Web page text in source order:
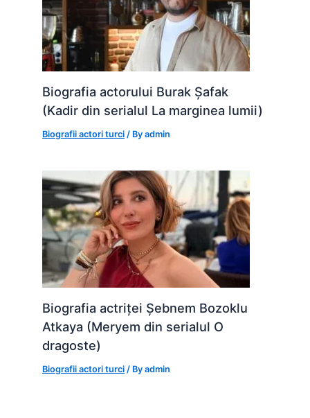
Biografia actorului Burak Șafak
(Kadir din serialul La marginea lumii)
Biografii actori turci / Byadmin
Biografia actriței Șebnem Bozoklu
Atkaya (Meryem din serialul O
dragoste)
Biografii actori turci / Byadmin